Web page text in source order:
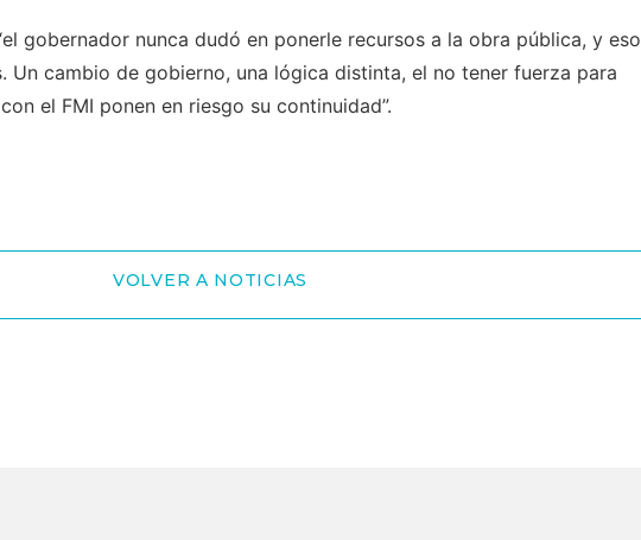
gobernador nunca dudó en ponerle recursos a la obra pública, y eso
Un cambio de gobierno, una lógica distinta, el no tener fuerza para
el FMI ponen en riesgo su continuidad”.
VOLVER A NOTICIAS